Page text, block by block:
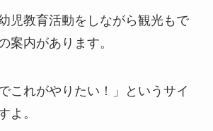
児教育活動をしながら観光もで
案内があります。
これがやりたい！」というサイ
よ。